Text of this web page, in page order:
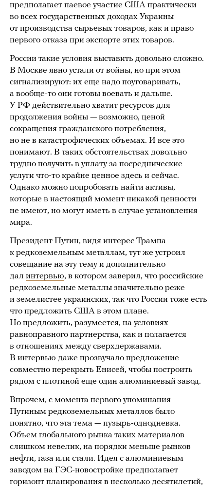
предполагает паевое участие США практически
во всех государственных доходах Украины
от производства сырьевых товаров, как и право
первого отказа при экспорте этих товаров.
России такие условия выставить довольно сложно.
В Москве явно устали от войны, но при этом
сигнализируют: их еще надо поуговаривать,
а вообще-то они готовы воевать и дальше.
У РФ действительно хватит ресурсов для
продолжения войны — возможно, ценой
сокращения гражданского потребления,
но не в катастрофических объемах. И все это
понимают. В таких обстоятельствах довольно
трудно получить в уплату за посреднические
услуги что-то крайне ценное здесь и сейчас.
Однако можно попробовать найти активы,
которые в настоящий момент никакой ценности
не имеют, но могут иметь в случае установления
мира.
Президент Путин, видя интерес Трампа
к редкоземельным металлам, тут же устроил
совещание на эту тему и дополнительно
дал интервью, в котором заверил, что российские
редкоземельные металлы значительно реже
и земелистее украинских, так что России тоже есть
что предложить США в этом плане.
Но предложить, разумеется, на условиях
равноправного партнерства, как и полагается
в отношениях между сверхдержавами.
В интервью даже прозвучало предложение
совместно перекрыть Енисей, чтобы построить
рядом с плотиной еще один алюминиевый завод.
Впрочем, с момента первого упоминания
Путиным редкоземельных металлов было
понятно, что эта тема — пузырь-однодневка.
Объем глобального рынка таких материалов
слишком невелик, на порядки меньше рынков
нефти, газа или стали. Идея с алюминиевым
заводом на ГЭС-новостройке предполагает
горизонт планирования в несколько десятилетий,